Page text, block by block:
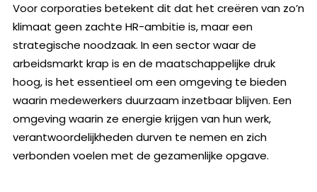
Voor corporaties betekent dit dat het creëren van zo’n
klimaat geen zachte HR-ambitie is, maar een
strategische noodzaak. In een sector waar de
arbeidsmarkt krap is en de maatschappelijke druk
hoog, is het essentieel om een omgeving te bieden
waarin medewerkers duurzaam inzetbaar blijven. Een
omgeving waarin ze energie krijgen van hun werk,
verantwoordelijkheden durven te nemen en zich
verbonden voelen met de gezamenlijke opgave.